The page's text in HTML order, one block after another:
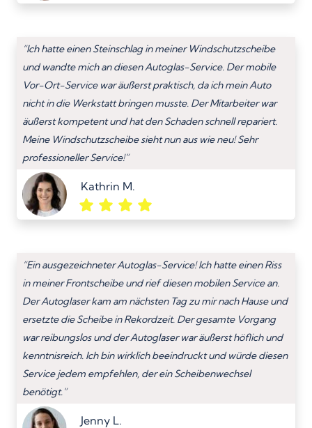
“Ich hatte einen Steinschlag in meiner Windschutzscheibe
und wandte mich an diesen Autoglas-Service. Der mobile
Vor-Ort-Service war äußerst praktisch, da ich mein Auto
nicht in die Werkstatt bringen musste. Der Mitarbeiter war
äußerst kompetent und hat den Schaden schnell repariert.
Meine Windschutzscheibe sieht nun aus wie neu! Sehr
professioneller Service!”
Kathrin M.
“Ein ausgezeichneter Autoglas-Service! Ich hatte einen Riss
in meiner Frontscheibe und rief diesen mobilen Service an.
Der Autoglaser kam am nächsten Tag zu mir nach Hause und
ersetzte die Scheibe in Rekordzeit. Der gesamte Vorgang
war reibungslos und der Autoglaser war äußerst höflich und
kenntnisreich. Ich bin wirklich beeindruckt und würde diesen
Service jedem empfehlen, der ein Scheibenwechsel
benötigt.”
Jenny L.